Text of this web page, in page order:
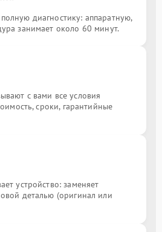
диагностику: аппаратную,
занимает около 60 минут.
с вами все условия
сроки, гарантийные
устройство: заменяет
деталью (оригинал или